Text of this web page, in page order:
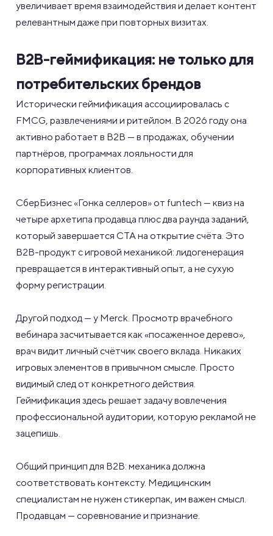
увеличивает время взаимодействия и делает контент
релевантным даже при повторных визитах.
B2B-геймификация: не только для
потребительских брендов
Исторически геймификация ассоциировалась с
FMCG, развлечениями и ритейлом. В 2026 году она
активно работает в B2B — в продажах, обучении
партнёров, программах лояльности для
корпоративных клиентов.
СберБизнес «Гонка селлеров» от funtech — квиз на
четыре архетипа продавца плюс два раунда заданий,
который завершается CTA на открытие счёта. Это
B2B-продукт с игровой механикой: лидогенерация
превращается в интерактивный опыт, а не сухую
форму регистрации.
Другой подход — у Merck. Просмотр врачебного
вебинара засчитывается как «посаженное дерево»,
врач видит личный счётчик своего вклада. Никаких
игровых элементов в привычном смысле. Просто
видимый след от конкретного действия.
Геймификация здесь решает задачу вовлечения
профессиональной аудитории, которую рекламой не
зацепишь.
Общий принцип для B2B: механика должна
соответствовать контексту. Медицинским
специалистам не нужен стикерпак, им важен смысл.
Продавцам — соревнование и признание.